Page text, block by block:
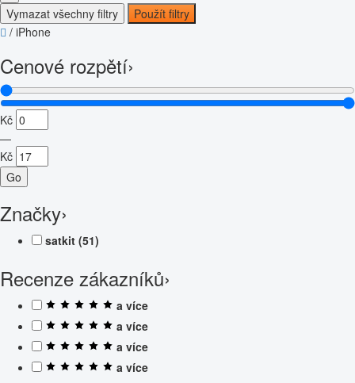
Vymazat všechny filtry
Použít filtry
/ iPhone
Cenové rozpětí›
Kč
—
Kč
Go
Značky›
satkit (51)
Recenze zákazníků›
a více
a více
a více
a více